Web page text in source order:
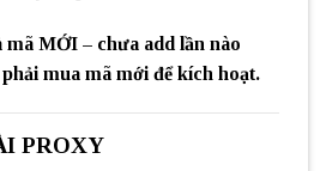
mã MỚI – chưa add lần nào
phải mua mã mới để kích hoạt.
PROXY